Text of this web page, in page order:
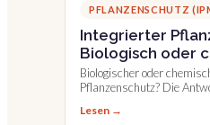
PFLANZENSCHUTZ
Integrierter
Biologisch oder
Biologischer oder
Pflanzenschutz? Die
Praxis funktioniert.
Lesen →